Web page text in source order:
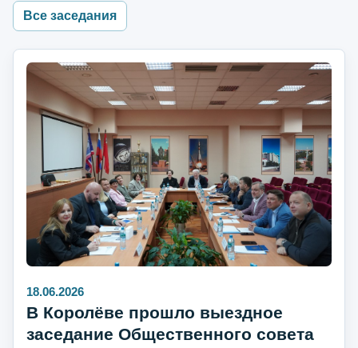
Все заседания
18.06.2026
В Королёве прошло выездное
заседание Общественного совета